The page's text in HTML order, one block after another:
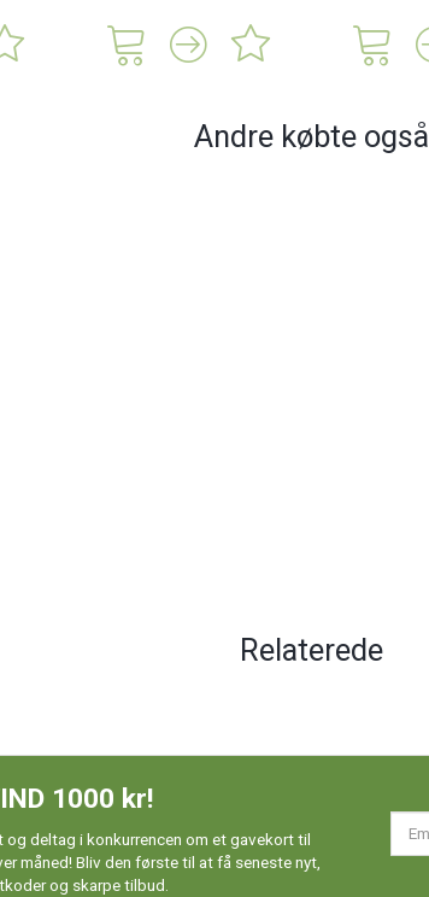
Andre købte også
Relaterede
1000 kr!
og deltag i konkurrencen om et gavekort til
måned! Bliv den første til at få seneste nyt,
og skarpe tilbud.